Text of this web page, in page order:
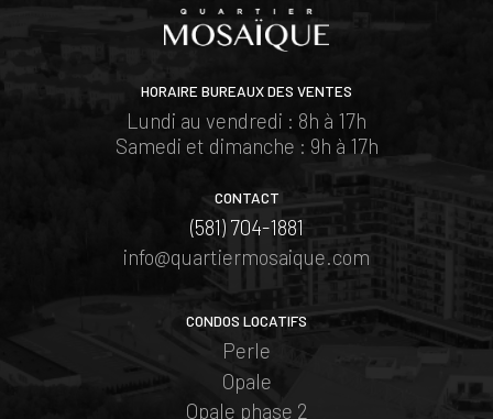
HORAIRE BUREAUX DES VENTES
Lundi au vendredi : 8h à 17h
Samedi et dimanche : 9h à 17h
CONTACT
(581) 704-1881
info@quartiermosaique.com
CONDOS LOCATIFS
Perle
Opale
Opale phase 2